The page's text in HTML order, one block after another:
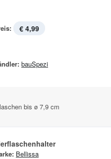
€ 4,99
bauSpezi
bis ø 7,9 cm
Bellissa